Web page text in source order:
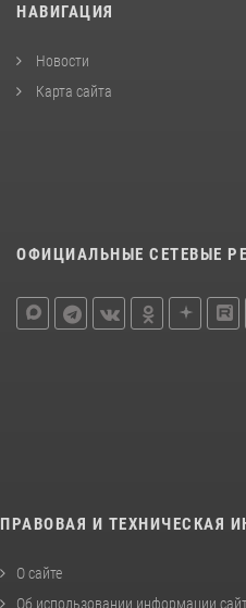
НАВИГАЦИЯ
Новости
Карта сайта
ОФИЦИАЛЬНЫЕ СЕТЕВЫЕ
ПРАВОВАЯ И ТЕХНИЧЕСКАЯ
О сайте
Об использовании информации